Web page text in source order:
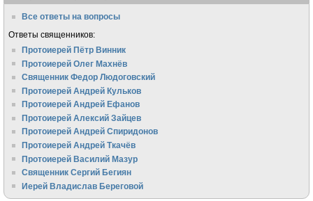
Все ответы на вопросы
Ответы священников:
Протоиерей Пётр Винник
Протоиерей Олег Махнёв
Священник Федор Людоговский
Протоиерей Андрей Кульков
Протоиерей Андрей Ефанов
Протоиерей Алексий Зайцев
Протоиерей Андрей Спиридонов
Протоиерей Андрей Ткачёв
Протоиерей Василий Мазур
Священник Сергий Бегиян
Иерей Владислав Береговой